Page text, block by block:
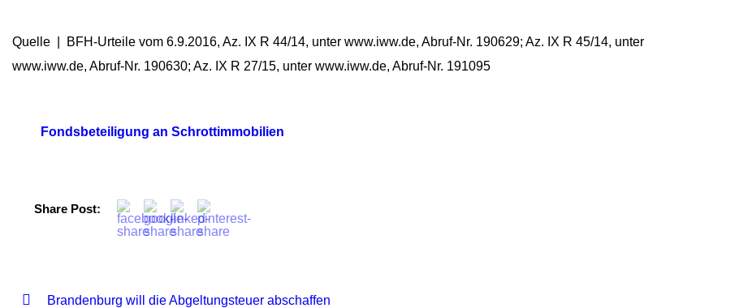
Quelle | BFH-Urteile vom 6.9.2016, Az. IX R 44/14, unter www.iww.de, Abruf-Nr. 190629; Az. IX R 45/14, unter
www.iww.de, Abruf-Nr. 190630; Az. IX R 27/15, unter www.iww.de, Abruf-Nr. 191095
Fondsbeteiligung an Schrottimmobilien
Share Post:
Brandenburg will die Abgeltungsteuer abschaffen